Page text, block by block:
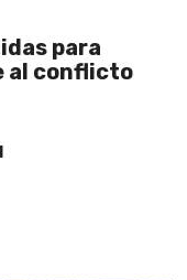
para
al conflicto